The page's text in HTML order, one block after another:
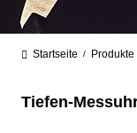
Startseite / Produkte
Tiefen-